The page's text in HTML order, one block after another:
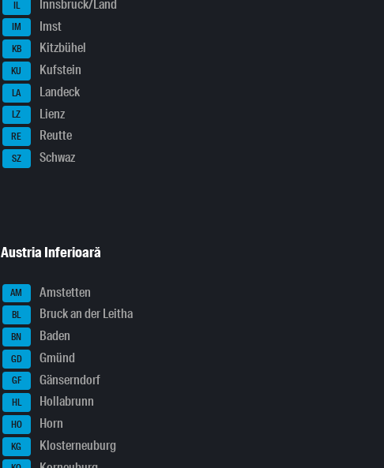
IL Innsbruck/Land
IM Imst
KB Kitzbühel
KU Kufstein
LA Landeck
LZ Lienz
RE Reutte
SZ Schwaz
Austria Inferioară
AM Amstetten
BL Bruck an der Leitha
BN Baden
GD Gmünd
GF Gänserndorf
HL Hollabrunn
HO Horn
KG Klosterneuburg